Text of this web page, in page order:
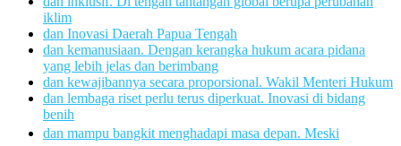
iklim
dan Inovasi Daerah Papua Tengah
dan kemanusiaan. Dengan kerangka hukum acara pidana
yang lebih jelas dan berimbang
dan kewajibannya secara proporsional. Wakil Menteri Hukum
dan lembaga riset perlu terus diperkuat. Inovasi di bidang
benih
dan mampu bangkit menghadapi masa depan. Meski